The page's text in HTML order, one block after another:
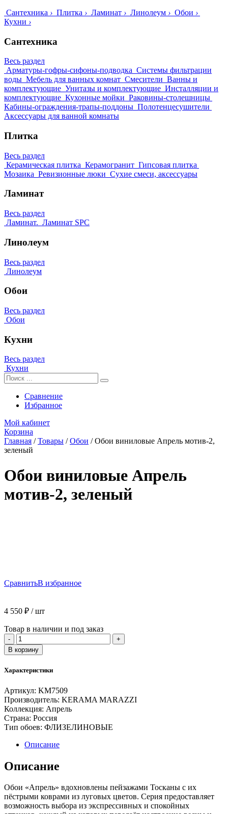
Сантехника › Плитка › Ламинат › Линолеум › Обои ›
Кухни ›
Сантехника
Весь раздел
Арматуры-гофры-сифоны-подводка Системы фильтрации
воды Мебель для ванных комнат Смесители Ванны и
комплектующие Унитазы и комплектующие Инсталляции и
комплектующие Кухонные мойки Раковины-столешницы
Кабины-ограждения-трапы-поддоны Полотенцесушители
Аксессуары для ванной комнаты
Плитка
Весь раздел
Керамическая плитка Керамогранит Гипсовая плитка
Мозаика Ревизионные люки Сухие смеси, аксессуары
Ламинат
Весь раздел
Ламинат. Ламинат SPC
Линолеум
Весь раздел
Линолеум
Обои
Весь раздел
Обои
Кухни
Весь раздел
Кухни
Сравнение
Избранное
Мой кабинет
Корзина
Главная /Товары /Обои /Обои виниловые Апрель мотив-2,
зеленый
Обои виниловые Апрель
мотив-2, зеленый
СравнитьВ избранное
4 550 ₽ / шт
Товар в наличии и под заказ
-
Количество
товара
Обои
Апрель
зеленый
+
В корзину
Характеристики
Артикул: KM7509
Производитель: KERAMA MARAZZI
Коллекция: Апрель
Страна: Россия
Тип обоев: ФЛИЗЕЛИНОВЫЕ
Описание
Описание
Обои «Апрель» вдохновлены пейзажами Тосканы с их
пёстрыми коврами из луговых цветов. Серия предоставляет
возможность выбора из экспрессивных и спокойных